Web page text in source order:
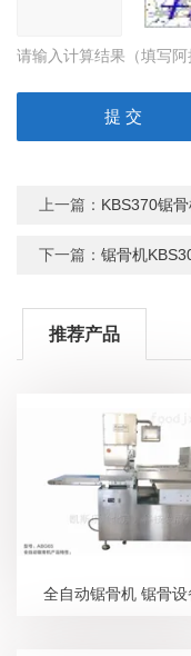
请输入计算结果（填写
上一篇： KBS370锯
下一篇：锯骨机
推荐产品
全自动锯骨机 锯骨设